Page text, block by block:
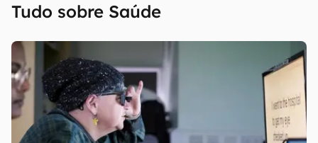
Tudo sobre Saúde